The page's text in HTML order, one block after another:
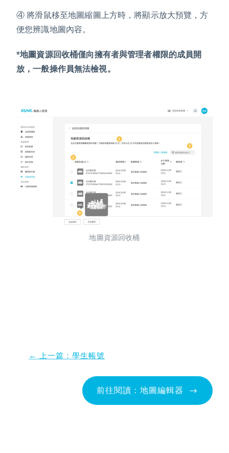
④ 將滑鼠移至地圖縮圖上方時，將顯示放大預覽，方
便您辨識地圖內容。
*地圖資源回收桶僅向擁有者與管理者權限的成員開
放，一般操作員無法檢視。
地圖資源回收桶
← 上一篇：學生帳號
前往閱讀：地圖編輯器